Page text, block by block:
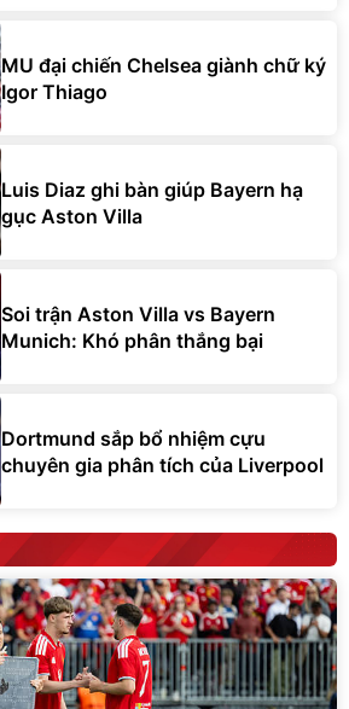
MU đại chiến Chelsea giành chữ ký
Igor Thiago
Luis Diaz ghi bàn giúp Bayern hạ
gục Aston Villa
Soi trận Aston Villa vs Bayern
Munich: Khó phân thắng bại
Dortmund sắp bổ nhiệm cựu
chuyên gia phân tích của Liverpool